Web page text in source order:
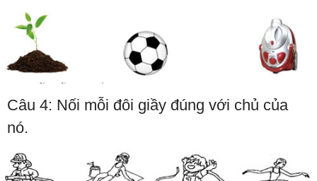
Câu 4: Nối mỗi đôi giầy đúng với chủ của
nó.